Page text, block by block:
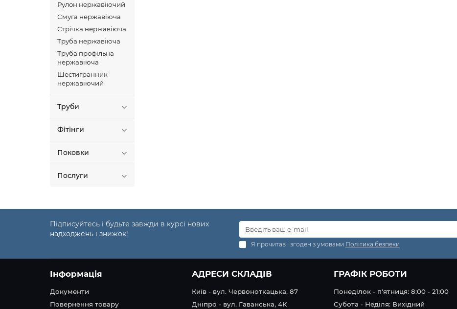
Рулон нержавіючий
Смуга нержавіюча
Стрічка нержавіюча
Труба нержавіюча
Труба профільна
нержавіюча
Шестигранник
нержавіючий
Труби
Фітінги
Поковки
Послуги
Підписуйтесь і будьте завжди в курсі нових
надходжень і знижок!
Я прочитав і згоден з умовами Політика безпеки
Інформація
Документи
Повернення товару
АДРЕСИ СКЛАДІВ
Київ - вул. Червоноткацька, 87
Дніпро - вул. Гаванська, 4К
ГРАФІК РОБОТИ
Понеділок - п'ятниця: 8:00 - 21:00
Субота - Неділя: Вихідний